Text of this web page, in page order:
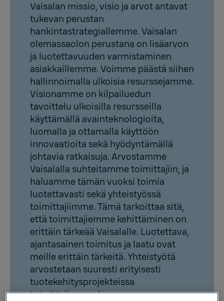
Vaisalan missio, visio ja arvot antavat
tukevan perustan
hankintastrategiallemme. Vaisalan
olemassaolon perustana on lisäarvon
ja luotettavuuden varmistaminen
asiakkaillemme. Voimme päästä siihen
hallinnoimalla ulkoisia resurssejamme.
Visionamme on kilpailuedun
tavoittelu ulkoisilla resursseilla
käyttämällä avainteknologioita,
luomalla ja ottamalla käyttöön
innovaatioita sekä hyödyntämällä
johtavia ratkaisuja. Arvostamme
Vaisalalla suhteitamme toimittajiin, ja
haluamme tämän vuoksi toimia
luotettavasti sekä yhteistyössä
toimittajiimme. Tämä tarkoittaa sitä,
että toimittajiemme kehittäminen on
erittäin tärkeää Vaisalalle. Luotettava,
ajantasainen toimitus ja laatu ovat
meille erittäin tärkeitä. Yhteistyötä
arvostetaan suuresti erityisesti
tuotekehitysprojekteissa
toimittajiemme kanssa.